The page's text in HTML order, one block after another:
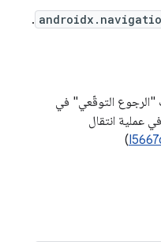
.
التوقّعي" في
عملية انتقال
)